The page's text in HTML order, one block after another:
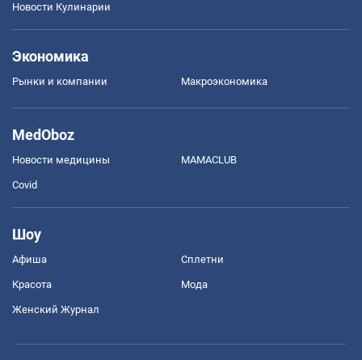
Новости Кулинарии
Экономика
Рынки и компании Mакроэкономика
MedOboz
Новости медицины MAMACLUB
Covid
Шоу
Афиша Сплетни
Красота Мода
Женский Журнал